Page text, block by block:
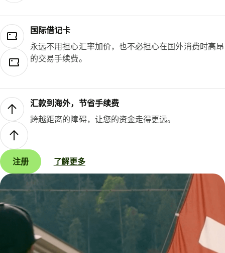
国际借记卡
永远不用担心汇率加价，也不必担心在国外消费时高昂
的交易手续费。
汇款到海外，节省手续费
跨越距离的障碍，让您的资金走得更远。
注册 了解更多